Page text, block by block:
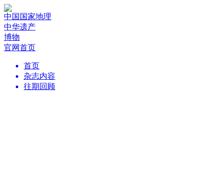
中国国家地理
中华遗产
博物
官网首页
首页
杂志内容
往期回顾